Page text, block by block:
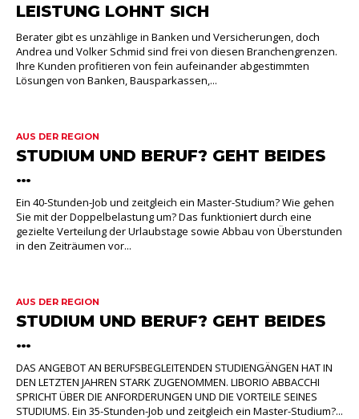
LEISTUNG LOHNT SICH
Berater gibt es unzählige in Banken und Versicherungen, doch
Andrea und Volker Schmid sind frei von diesen Branchengrenzen.
Ihre Kunden profitieren von fein aufeinander abgestimmten
Lösungen von Banken, Bausparkassen,...
AUS DER REGION
STUDIUM UND BERUF? GEHT BEIDES
…
Ein 40-Stunden-Job und zeitgleich ein Master-Studium? Wie gehen
Sie mit der Doppelbelastung um? Das funktioniert durch eine
gezielte Verteilung der Urlaubstage sowie Abbau von Überstunden
in den Zeiträumen vor...
AUS DER REGION
STUDIUM UND BERUF? GEHT BEIDES
…
DAS ANGEBOT AN BERUFSBEGLEITENDEN STUDIENGÄNGEN HAT IN
DEN LETZTEN JAHREN STARK ZUGENOMMEN. LIBORIO ABBACCHI
SPRICHT ÜBER DIE ANFORDERUNGEN UND DIE VORTEILE SEINES
STUDIUMS. Ein 35-Stunden-Job und zeitgleich ein Master-Studium?...